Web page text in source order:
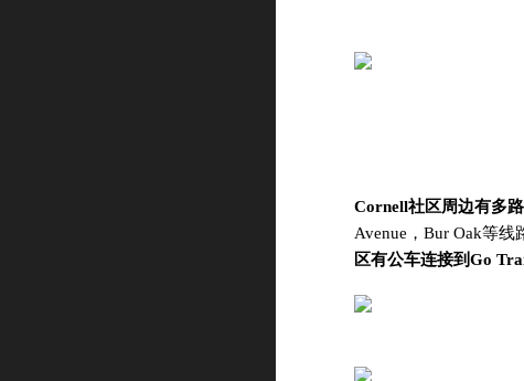
Cornell社区周边有多
Avenue，Bur Oak等线
区有公车连接到Go